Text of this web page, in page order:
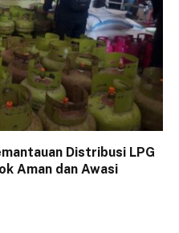
Distribusi LPG
Aman dan Awasi